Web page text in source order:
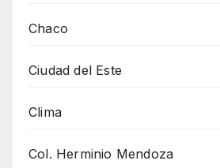
Chaco
Ciudad del Este
Clima
Col. Herminio Mendoza